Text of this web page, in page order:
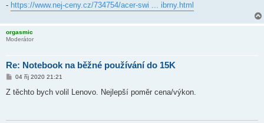
- https://www.nej-ceny.cz/734754/acer-swi ... ibrny.html
orgasmic
Moderátor
Re: Notebook na běžné používání do 15K
P
í
04 říj 2020 21:21
Z těchto bych volil Lenovo. Nejlepší poměr cena/výkon.